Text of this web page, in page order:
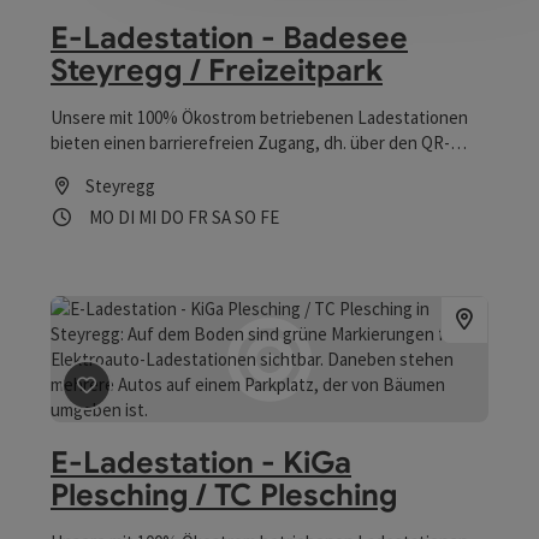
E-Ladestation - Badesee
Steyregg / Freizeitpark
Unsere mit 100% Ökostrom betriebenen Ladestationen
bieten einen barrierefreien Zugang, dh. über den QR-
werden – man benötigt weder eine Ladekarte noch ist
eine Registrierung notwendig. Natürlich besteht auch die
(www.emcaustria.at) zu laden.
Steyregg
Öffnungszeiten
MO Montag geöffnet
DI Dienstag geöffnet
MI Mittwoch geöffnet
DO Donnerstag geöffnet
FR Freitag geöffnet
SASamstag geöffnet
SO Sonntag geöffnet
FEFeiertag geöffnet
Beitrag merken
E-Ladestation - KiGa
Plesching / TC Plesching